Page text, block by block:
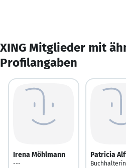
XING Mitglieder mit
Profilangaben
Irena Möhlmann
---
Patricia
Buchhalterin